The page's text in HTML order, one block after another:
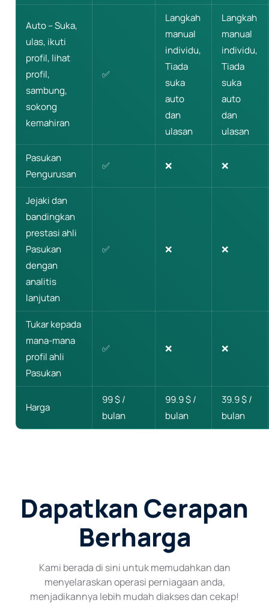
Auto – Suka,
ulas, ikuti
profil, lihat
profil,
sambung,
sokong
kemahiran
✅
Langkah
manual
individu,
Tiada
suka
auto
dan
ulasan
Langkah
manual
individu,
Tiada
suka
auto
dan
ulasan
Pasukan
Pengurusan
✅ ❌ ❌
Jejaki dan
bandingkan
prestasi ahli
Pasukan
dengan
analitis
lanjutan
✅ ❌ ❌
Tukar kepada
mana-mana
profil ahli
Pasukan
✅ ❌ ❌
Harga
99 $ /
bulan
99.9 $ /
bulan
39.9 $ /
bulan
Dapatkan Cerapan
Berharga
Kami berada di sini untuk memudahkan dan
menyelaraskan operasi perniagaan anda,
menjadikannya lebih mudah diakses dan cekap!